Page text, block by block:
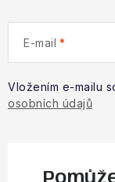
E-mail
Vložením e-mailu
osobních údajů